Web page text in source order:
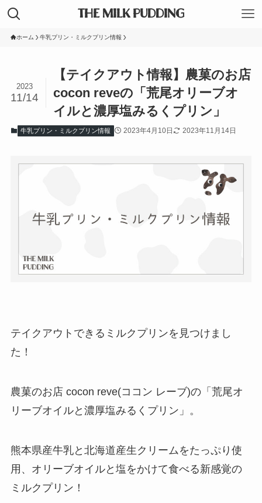
THE MILK PUDDING
ホーム 牛乳プリン・ミルクプリン情報
【テイクアウト情報】農菓のお店
cocon reveの「荒尾オリーブオ
イルと濃厚塩みるくプリン」
2023
11/14
牛乳プリン・ミルクプリン情報 2023年4月10日 2023年11月14日
テイクアウトできるミルクプリンを見つけまし
た！
農菓のお店 cocon reve(ココン レーブ)の「荒尾オ
リーブオイルと濃厚塩みるくプリン」。
熊本県産牛乳と北海道産生クリームをたっぷり使
用、オリーブオイルと塩をかけて食べる新感覚の
ミルクプリン！